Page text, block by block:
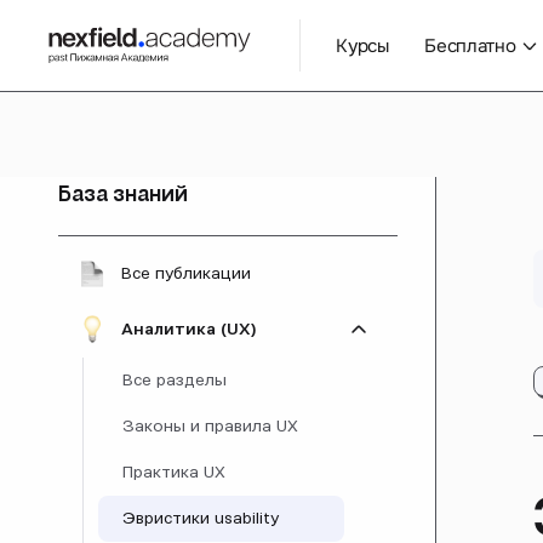
Курсы Бесплатно
База знаний
Все публикации
Аналитика (UX)
Все разделы
Законы и правила UX
Практика UX
Эвристики usability